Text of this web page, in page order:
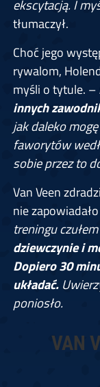
ekscytacją. I
tłumaczył.
Choć jego
rywalom,
myśli o tytule. –
innych
jak daleko
faworytów
sobie przez to
Van Veen
nie
treningu
dziewczynie i
Dopiero 30
układać.
poniosło.
VAN